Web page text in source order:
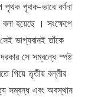
পৃথক পৃথক-ভাবে বর্ণনা
হয়েছে । সংক্ষেপে
ভাগ্যবানই তাঁকে
সে সম্বন্ধে স্পষ্ট
গিয়ে তৃতীয় বল্লীর
সম্বন্ধ এবং অবস্থান